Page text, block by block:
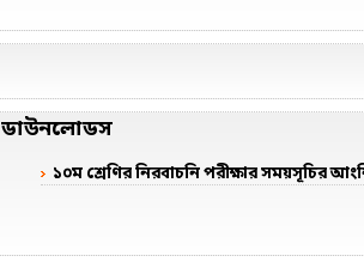
ডাউনলোডস
১০ম শ্রেণির নিরবাচনি পরীক্ষার সময়সূচির